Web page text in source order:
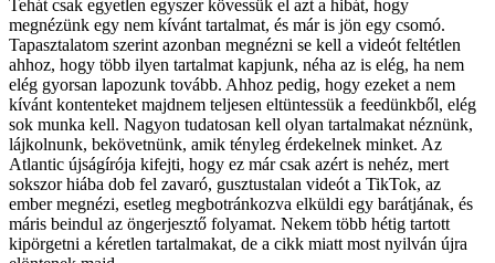
Tehát csak egyetlen egyszer kövessük el azt a hibát, hogy
megnézünk egy nem kívánt tartalmat, és már is jön egy csomó.
Tapasztalatom szerint azonban megnézni se kell a videót feltétlen
ahhoz, hogy több ilyen tartalmat kapjunk, néha az is elég, ha nem
elég gyorsan lapozunk tovább. Ahhoz pedig, hogy ezeket a nem
kívánt kontenteket majdnem teljesen eltüntessük a feedünkből, elég
sok munka kell. Nagyon tudatosan kell olyan tartalmakat néznünk,
lájkolnunk, bekövetnünk, amik tényleg érdekelnek minket. Az
Atlantic újságírója kifejti, hogy ez már csak azért is nehéz, mert
sokszor hiába dob fel zavaró, gusztustalan videót a TikTok, az
ember megnézi, esetleg megbotránkozva elküldi egy barátjának, és
máris beindul az öngerjesztő folyamat. Nekem több hétig tartott
kipörgetni a kéretlen tartalmakat, de a cikk miatt most nyilván újra